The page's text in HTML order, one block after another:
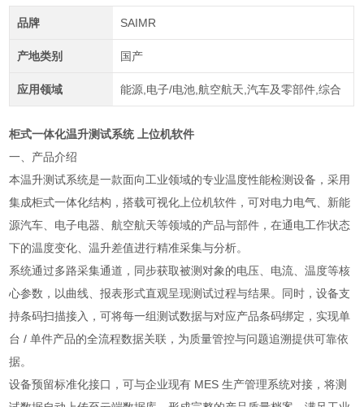
品牌 SAIMR
产地类别 国产
应用领域 能源,电子/电池,航空航天,汽车及零部件,综合
柜式一体化温升测试系统 上位机软件
一、产品介绍
本温升测试系统是一款面向工业领域的专业温度性能检测设备，采用
集成柜式一体化结构，搭载可视化上位机软件，可对电力电气、新能
源汽车、电子电器、航空航天等领域的产品与部件，在通电工作状态
下的温度变化、温升差值进行精准采集与分析。
系统通过多路采集通道，同步获取被测对象的电压、电流、温度等核
心参数，以曲线、报表形式直观呈现测试过程与结果。同时，设备支
持条码扫描接入，可将每一组测试数据与对应产品条码绑定，实现单
台 / 单件产品的全流程数据关联，为质量管控与问题追溯提供可靠依
据。
设备预留标准化接口，可与企业现有 MES 生产管理系统对接，将测